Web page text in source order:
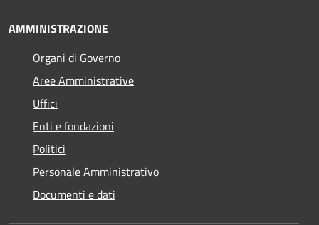
AMMINISTRAZIONE
Organi di Governo
Aree Amministrative
Uffici
Enti e fondazioni
Politici
Personale Amministrativo
Documenti e dati